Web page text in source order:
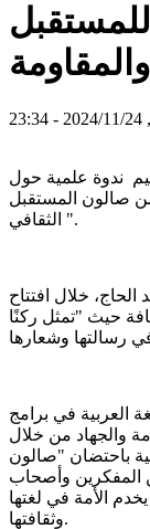
ندوة علمية حول
صالون المستقبل
الثقافي ".
الحاج، خلال افتتاح
حيث "تمثل ركنًا
العربية في برامج
والجهاد من خلال
باحتضان "صالون
المفكرين وأصحاب
يخدم الأمة في لغتها
وثقافتها.